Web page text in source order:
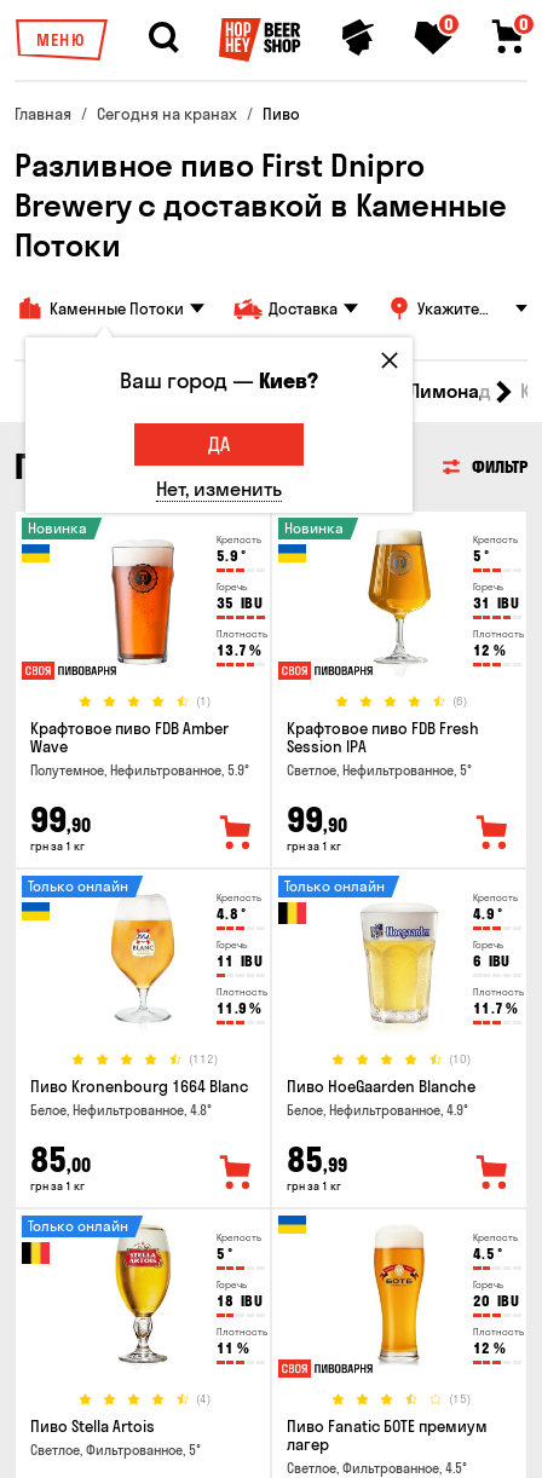
МЕНЮ
0 0
Главная Сегодня на кранах Пиво
Разливное пиво First Dnipro
Brewery с доставкой в ​​Каменные
Потоки
Каменные Потоки Доставка
Укажите
Все товары Пиво Сидр Лимонад
ПИВО ФИЛЬТР
Крепость
5.9 °
Горечь
35 IBU
Плотность
13.7 %
(1)
Новинка
Крафтовое пиво FDB Amber
Wave
Полутемное, Нефильтрованное, 5.9°
99,90
грн за 1 кг
Крепость
5 °
Горечь
31 IBU
Плотность
12 %
(6)
Новинка
Крафтовое пиво FDB Fresh
Session IPA
Светлое, Нефильтрованное, 5°
99,90
грн за 1 кг
Крепость
4.8 °
Горечь
11 IBU
Плотность
11.9 %
(112)
Только онлайн
Пиво Kronenbourg 1664 Blanc
Белое, Нефильтрованное, 4.8°
85,00
грн за 1 кг
Крепость
4.9 °
Горечь
6 IBU
Плотность
11.7 %
(10)
Только онлайн
Пиво HoeGaarden Blanche
Белое, Нефильтрованное, 4.9°
85,99
грн за 1 кг
Крепость
5 °
Горечь
18 IBU
Плотность
11 %
(4)
Только онлайн
Пиво Stella Artois
Светлое, Фильтрованное, 5°
Крепость
4.5 °
Горечь
20 IBU
Плотность
12 %
(15)
Пиво Fanatic БОТЕ премиум
лагер
Светлое, Фильтрованное, 4.5°
Ваш город —Киев?
ДА
Нет, изменить